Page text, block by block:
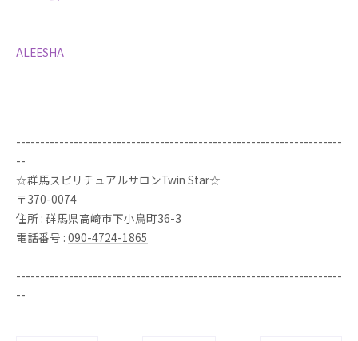
ALEESHA
--------------------------------------------------------------------
--
☆群馬スピリチュアルサロンTwin Star☆
〒370-0074
住所 : 群馬県高崎市下小鳥町36-3
電話番号 : 090-4724-1865
--------------------------------------------------------------------
--